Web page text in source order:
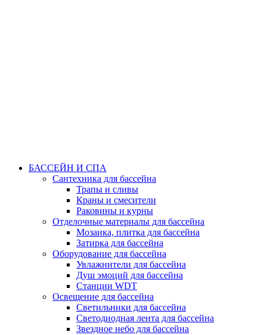
БАССЕЙН И СПА
Сантехника для бассейна
Трапы и сливы
Краны и смесители
Раковины и курны
Отделочные материалы для бассейна
Мозаика, плитка для бассейна
Затирка для бассейна
Оборудование для бассейна
Увлажнители для бассейна
Душ эмоций для бассейна
Станции WDT
Освещение для бассейна
Светильники для бассейна
Светодиодная лента для бассейна
Звездное небо для бассейна